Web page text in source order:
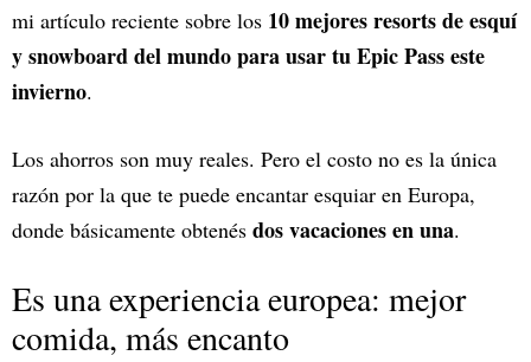
mi artículo reciente sobre los 10 mejores resorts de esquí
y snowboard del mundo para usar tu Epic Pass este
invierno.
Los ahorros son muy reales. Pero el costo no es la única
razón por la que te puede encantar esquiar en Europa,
donde básicamente obtenés dos vacaciones en una.
Es una experiencia europea: mejor
comida, más encanto